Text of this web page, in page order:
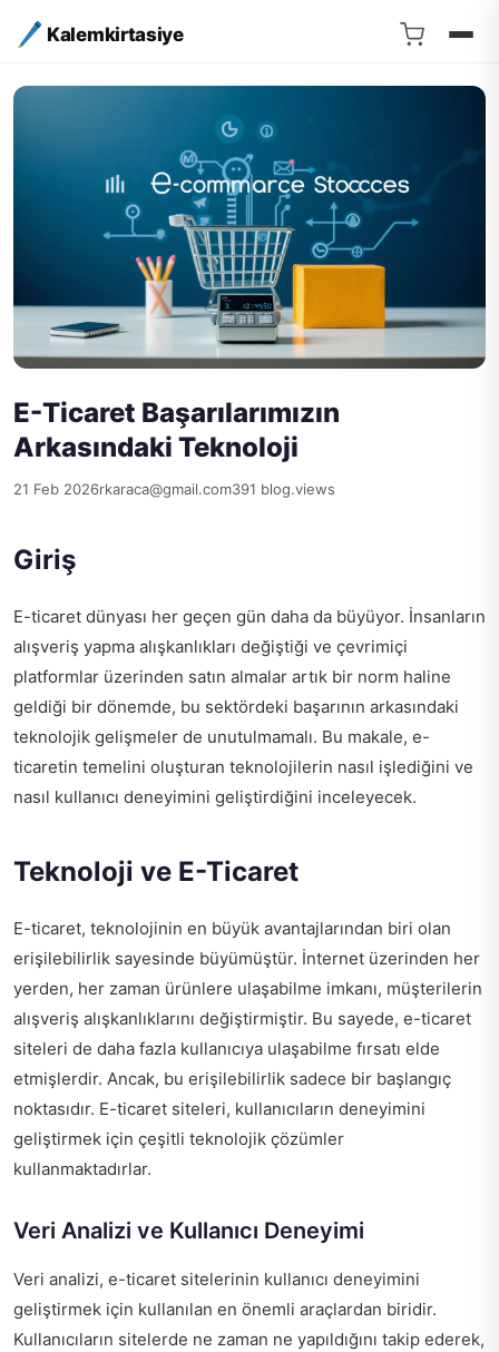
Kalemkirtasiye
E-Ticaret Başarılarımızın
Arkasındaki Teknoloji
21 Feb 2026rkaraca@gmail.com391 blog.views
Giriş
E-ticaret dünyası her geçen gün daha da büyüyor. İnsanların
alışveriş yapma alışkanlıkları değiştiği ve çevrimiçi
platformlar üzerinden satın almalar artık bir norm haline
geldiği bir dönemde, bu sektördeki başarının arkasındaki
teknolojik gelişmeler de unutulmamalı. Bu makale, e-
ticaretin temelini oluşturan teknolojilerin nasıl işlediğini ve
nasıl kullanıcı deneyimini geliştirdiğini inceleyecek.
Teknoloji ve E-Ticaret
E-ticaret, teknolojinin en büyük avantajlarından biri olan
erişilebilirlik sayesinde büyümüştür. İnternet üzerinden her
yerden, her zaman ürünlere ulaşabilme imkanı, müşterilerin
alışveriş alışkanlıklarını değiştirmiştir. Bu sayede, e-ticaret
siteleri de daha fazla kullanıcıya ulaşabilme fırsatı elde
etmişlerdir. Ancak, bu erişilebilirlik sadece bir başlangıç
noktasıdır. E-ticaret siteleri, kullanıcıların deneyimini
geliştirmek için çeşitli teknolojik çözümler
kullanmaktadırlar.
Veri Analizi ve Kullanıcı Deneyimi
Veri analizi, e-ticaret sitelerinin kullanıcı deneyimini
geliştirmek için kullanılan en önemli araçlardan biridir.
Kullanıcıların sitelerde ne zaman ne yapıldığını takip ederek,